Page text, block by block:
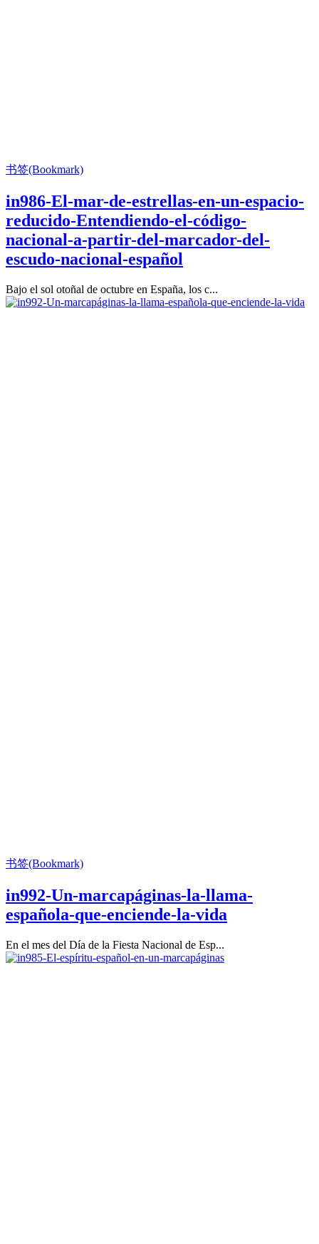
书签(Bookmark)
in986-El-mar-de-estrellas-en-un-espacio-
reducido-Entendiendo-el-código-
nacional-a-partir-del-marcador-del-
escudo-nacional-español
Bajo el sol otoñal de octubre en España, los c...
书签(Bookmark)
in992-Un-marcapáginas-la-llama-
española-que-enciende-la-vida
En el mes del Día de la Fiesta Nacional de Esp...